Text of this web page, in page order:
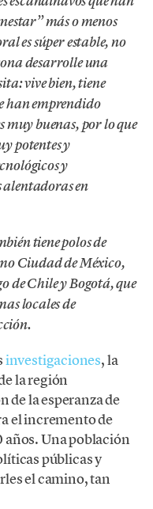
más o menos
es súper estable, no
desarrolle una
vive bien, tiene
han emprendido
buenas, por lo que
potentes y
y
alentadoras en
tiene polos de
Ciudad de México,
de Chile y Bogotá, que
locales de
investigaciones, la
la región
de la esperanza de
el incremento de
años. Una población
públicas y
el camino, tan